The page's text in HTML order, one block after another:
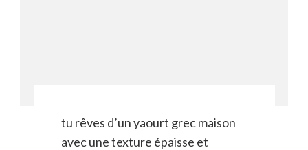
tu rêves d’un yaourt grec maison
avec une texture épaisse et